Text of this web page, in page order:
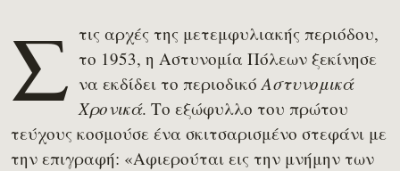
Σ τις αρχές της μετεμφυλιακής περιόδου,
το 1953, η Αστυνομία Πόλεων ξεκίνησε
να εκδίδει το περιοδικόΑστυνομικά
Χρονικά. Το εξώφυλλο του πρώτου
τεύχους κοσμούσε ένα σκιτσαρισμένο στεφάνι με
την επιγραφή: «Αφιερούται εις την μνήμην των